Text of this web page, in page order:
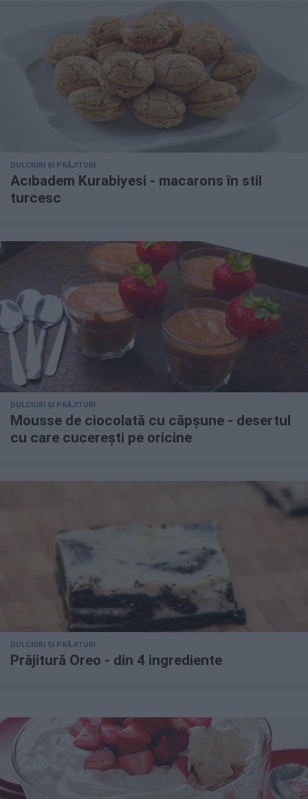
DULCIURI ȘI PRĂJITURI
Acıbadem Kurabiyesi - macarons în stil
turcesc
DULCIURI ȘI PRĂJITURI
Mousse de ciocolată cu căpșune - desertul
cu care cucerești pe oricine
DULCIURI ȘI PRĂJITURI
Prăjitură Oreo - din 4 ingrediente